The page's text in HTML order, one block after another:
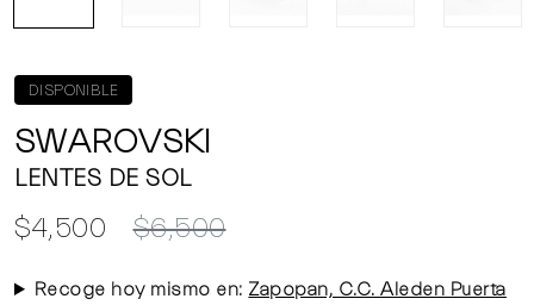
DISPONIBLE
SWAROVSKI
LENTES DE SOL
$4,500 $6,500
Recoge hoy mismo en: Zapopan, C.C. Aleden Puerta